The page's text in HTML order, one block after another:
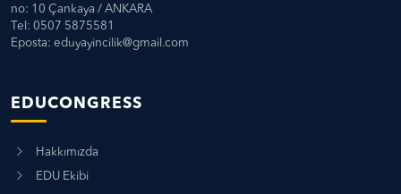
no: 10 Çankaya / ANKARA
Tel: 0507 5875581
Eposta: eduyayincilik@gmail.com
EDUCONGRESS
Hakkımızda
EDU Ekibi